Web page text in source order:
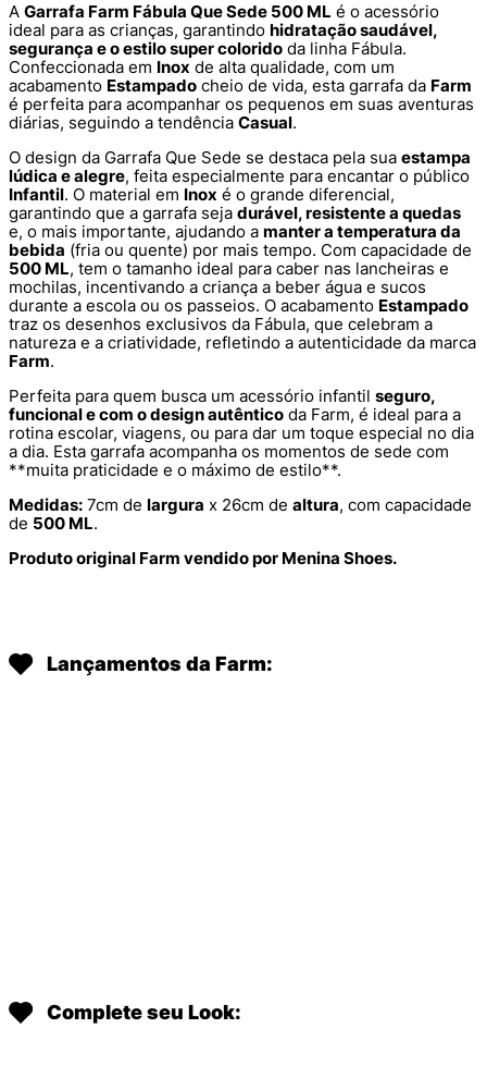
A Garrafa Farm Fábula Que Sede 500 ML é o acessório
ideal para as crianças, garantindo hidratação saudável,
segurança e o estilo super colorido da linha Fábula.
Confeccionada em Inox de alta qualidade, com um
acabamento Estampado cheio de vida, esta garrafa da Farm
é perfeita para acompanhar os pequenos em suas aventuras
diárias, seguindo a tendência Casual.
O design da Garrafa Que Sede se destaca pela sua estampa
lúdica e alegre, feita especialmente para encantar o público
Infantil. O material em Inox é o grande diferencial,
garantindo que a garrafa seja durável, resistente a quedas
e, o mais importante, ajudando a manter a temperatura da
bebida (fria ou quente) por mais tempo. Com capacidade de
500 ML, tem o tamanho ideal para caber nas lancheiras e
mochilas, incentivando a criança a beber água e sucos
durante a escola ou os passeios. O acabamento Estampado
traz os desenhos exclusivos da Fábula, que celebram a
natureza e a criatividade, refletindo a autenticidade da marca
Farm.
Perfeita para quem busca um acessório infantil seguro,
funcional e com o design autêntico da Farm, é ideal para a
rotina escolar, viagens, ou para dar um toque especial no dia
a dia. Esta garrafa acompanha os momentos de sede com
**muita praticidade e o máximo de estilo**.
Medidas: 7cm de largura x 26cm de altura, com capacidade
de 500 ML.
Produto original Farm vendido por Menina Shoes.
Lançamentos da Farm:
Complete seu Look: